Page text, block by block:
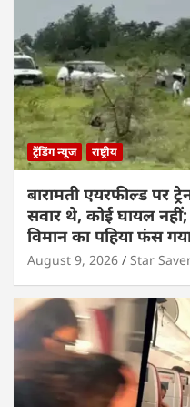
ट्रेंडिंग न्यूज राष्ट्रीय
बारामती एयरफील्ड पर
सवार थे, कोई घायल नहीं;
विमान का पहिया फंस
August 9, 2026 Star